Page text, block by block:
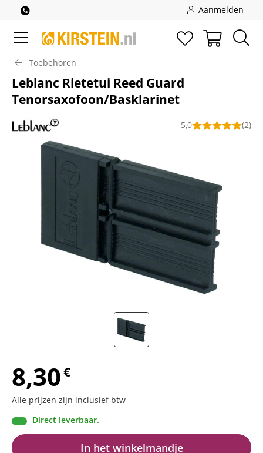
Aanmelden
Toebehoren
Leblanc Rietetui Reed Guard
Tenorsaxofoon/Basklarinet
5,0 (2)
8,30€
Alle prijzen zijn inclusief btw
Direct leverbaar.
In het winkelmandje